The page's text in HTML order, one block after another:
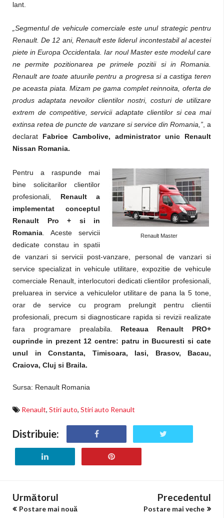
lant.
„Segmentul de vehicule comerciale este unul strategic pentru
Renault. De 12 ani, Renault este liderul incontestabil al acestei
piete in Europa Occidentala. Iar noul Master este modelul care
ne permite pozitionarea pe primele pozitii si in Romania.
Renault are toate atuurile pentru a progresa si a castiga teren
pe aceasta piata. Mizam pe gama complet reinnoita, oferta de
produs adaptata nevoilor clientilor nostri, costuri de utilizare
extrem de competitive, servicii adaptate clientilor si cea mai
extinsa retea de puncte de vanzare si service din Romania,”, a
declarat Fabrice Cambolive, administrator unic Renault
Nissan Romania.
Renault Master
Pentru a raspunde mai
bine solicitarilor clientilor
profesionali, Renault a
implementat conceptul
Renault Pro + si in
Romania . Aceste servicii
dedicate constau in spatii
de vanzari si servicii post-vanzare, personal de vanzari si
service specializat in vehicule utilitare, expozitie de vehicule
comerciale Renault, interlocutori dedicati clientilor profesionali,
preluarea in service a vehiculelor utilitare de pana la 5 tone,
orar de service cu program prelungit pentru clientii
profesionali, precum si diagnosticare rapida si revizii realizate
fara programare prealabila. Reteaua Renault PRO+
cuprinde in prezent 12 centre: patru in Bucuresti si cate
unul in Constanta, Timisoara, Iasi, Brasov, Bacau,
Craiova, Cluj si Braila.
Sursa: Renault Romania
Renault, Stiri auto, Stiri auto Renault
Distribuie:
Următorul
Postare mai nouă
Precedentul
Postare mai veche